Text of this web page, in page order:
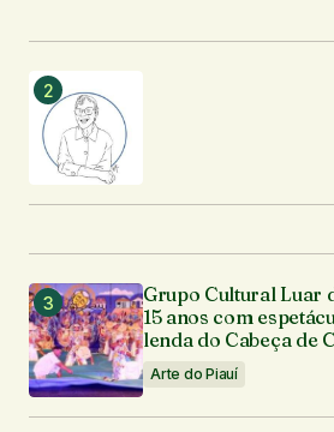
Grupo Cultural Luar
15 anos com
lenda do Cabeça de
Arte do Piauí